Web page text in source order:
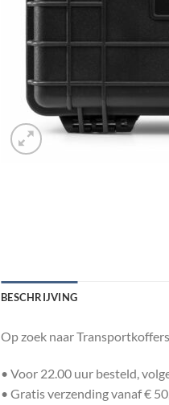
BESCHRIJVING
Op zoek naar
• Voor 22.00 uur besteld,
• Gratis verzending vanaf €